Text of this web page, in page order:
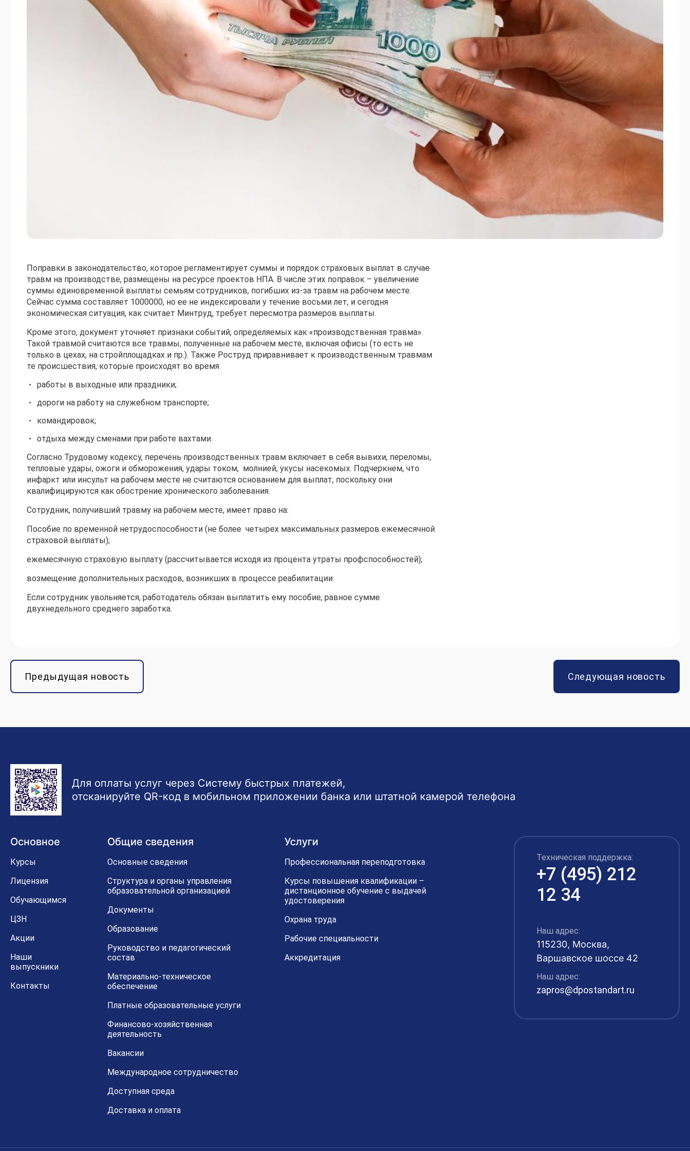
Поправки в законодательство, которое регламентирует суммы и порядок страховых выплат в случае
травм на производстве, размещены на ресурсе проектов НПА. В числе этих поправок – увеличение
суммы единовременной выплаты семьям сотрудников, погибших из-за травм на рабочем месте.
Сейчас сумма составляет 1000000, но ее не индексировали у течение восьми лет, и сегодня
экономическая ситуация, как считает Минтруд, требует пересмотра размеров выплаты.
Кроме этого, документ уточняет признаки событий, определяемых как «производственная травма».
Такой травмой считаются все травмы, полученные на рабочем месте, включая офисы (то есть не
только в цехах, на стройплощадках и пр.). Также Роструд приравнивает к производственным травмам
те происшествия, которые происходят во время
работы в выходные или праздники;
дороги на работу на служебном транспорте;
командировок;
отдыха между сменами при работе вахтами.
Согласно Трудовому кодексу, перечень производственных травм включает в себя вывихи, переломы,
тепловые удары, ожоги и обморожения, удары током, молнией, укусы насекомых. Подчеркнем, что
инфаркт или инсульт на рабочем месте не считаются основанием для выплат, поскольку они
квалифицируются как обострение хронического заболевания.
Сотрудник, получивший травму на рабочем месте, имеет право на:
Пособие по временной нетрудоспособности (не более четырех максимальных размеров ежемесячной
страховой выплаты);
ежемесячную страховую выплату (рассчитывается исходя из процента утраты профспособностей);
возмещение дополнительных расходов, возникших в процессе реабилитации.
Если сотрудник увольняется, работодатель обязан выплатить ему пособие, равное сумме
двухнедельного среднего заработка.
Предыдущая новость Следующая новость
Для оплаты услуг через Систему быстрых платежей,
отсканируйте QR-код в мобильном приложении банка или штатной камерой телефона
Основное
Курсы
Лицензия
Обучающимся
ЦЗН
Акции
Наши
выпускники
Контакты
Общие сведения
Основные сведения
Структура и органы управления
образовательной организацией
Документы
Образование
Руководство и педагогический
состав
Материально-техническое
обеспечение
Платные образовательные услуги
Финансово-хозяйственная
деятельность
Вакансии
Международное сотрудничество
Доступная среда
Доставка и оплата
Услуги
Профессиональная переподготовка
Курсы повышения квалификации –
дистанционное обучение с выдачей
удостоверения
Охрана труда
Рабочие специальности
Аккредитация
Техническая поддержка:
+7 (495) 212
12 34
Наш адрес:
115230, Москва,
Варшавское шоссе 42
Наш адрес:
zapros@dpostandart.ru